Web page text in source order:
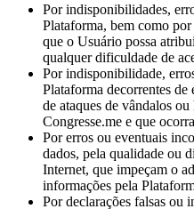
Por indisponibilidades,
Plataforma, bem como
que o Usuário possa
qualquer dificuldade de
Por indisponibilidade,
Plataforma decorrentes
de ataques de vândalos
Congresse.me e que
Por erros ou eventuais
dados, pela qualidade ou
Internet, que impeçam o
informações pela
Por declarações falsas ou